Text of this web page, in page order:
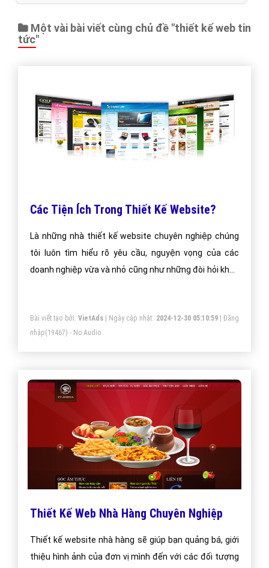
Một vài bài viết cùng chủ đề "thiết kế web tin
tức"
Các Tiện Ích Trong Thiết Kế Website?
Là những nhà thiết kế website chuyên nghiệp chúng
tôi luôn tìm hiểu rõ yêu cầu, nguyện vọng của các
doanh nghiệp vừa và nhỏ cũng như những đòi hỏi khắc
Bài viết tạo bởi: VietAds| Ngày cập nhật: 2024-12-30 05:10:59|Đăng
nhập(19467) - No Audio
Thiết Kế Web Nhà Hàng Chuyên Nghiệp
Thiết kế website nhà hàng sẽ giúp bạn quảng bá, giới
thiệu hình ảnh của đơn vị mình đến với các đối tượng